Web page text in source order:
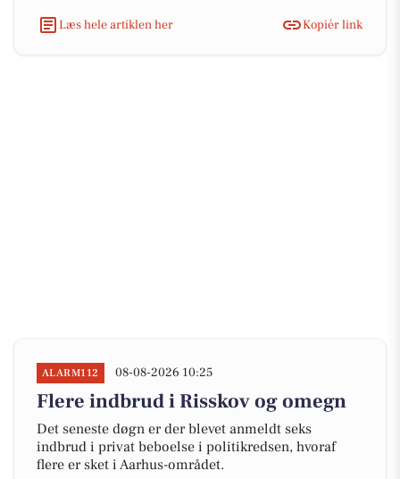
Læs hele artiklen her Kopiér link
ALARM112 08-08-2026 10:25
Flere indbrud i Risskov og omegn
Det seneste døgn er der blevet anmeldt seks
indbrud i privat beboelse i politikredsen, hvoraf
flere er sket i Aarhus-området.